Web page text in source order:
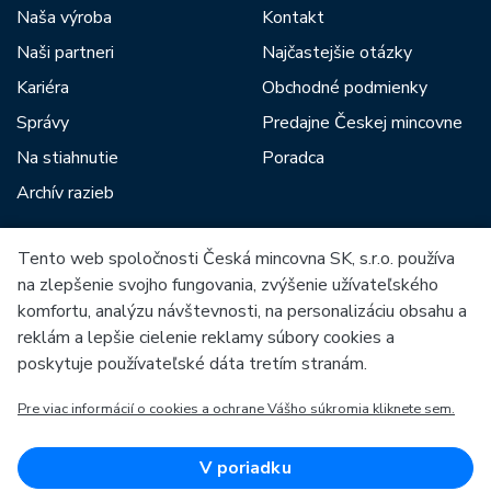
Naša výroba
Naši partneri
Kariéra
Správy
Na stiahnutie
Archív razieb
Kontakt
Najčastejšie otázky
Obchodné podmienky
Predajne Českej mincovne
Poradca
Medzi našich partnerov patria:
Európska únia
OP Podnikanie a inovácie pre konkurencieschopnosť
Európsky fond pre regionálny rozvoj
Tento web spoločnosti Česká mincovna SK, s.r.o. používa
na zlepšenie svojho fungovania, zvýšenie užívateľského
komfortu, analýzu návštevnosti, na personalizáciu obsahu a
reklám a lepšie cielenie reklamy súbory cookies a
poskytuje používateľské dáta tretím stranám.
Pre viac informácií o cookies a ochrane Vášho súkromia kliknete sem.
V poriadku